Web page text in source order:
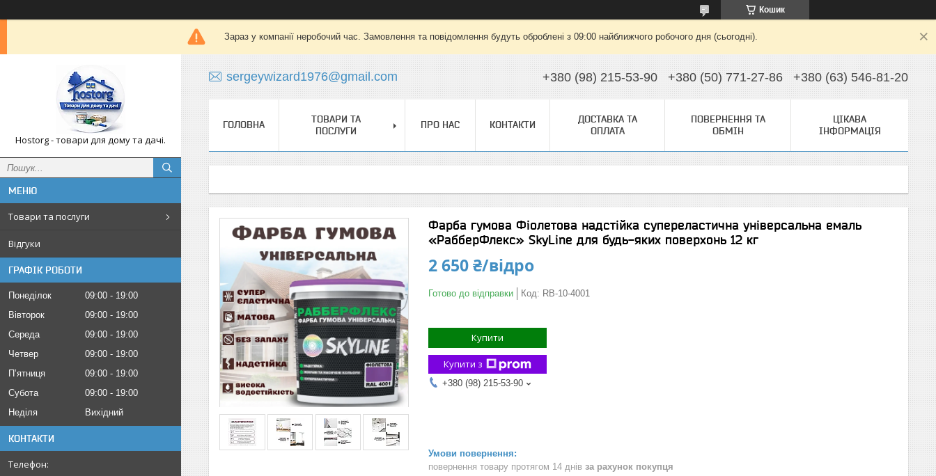
Кошик
Зараз у компанії неробочий час. Замовлення та повідомлення будуть оброблені з 09:00 найближчого робочого дня (сьогодні).
Hostorg - товари для дому та дачі.
Товари та послуги
Відгуки
ГРАФІК РОБОТИ
Понеділок 09:00
19:00
Вівторок
09:00
19:00
Середа
09:00
19:00
Четвер
09:00
19:00
Пʼятниця
09:00
19:00
Субота
09:00
19:00
Неділя
Вихідний
КОНТАКТИ
sergeywizard1976@gmail.com +380 (98) 215-53-90 +380 (50) 771-27-86 +380 (63) 546-81-20
ГОЛОВНА
ТОВАРИ ТА
ПОСЛУГИ
ПРО НАС КОНТАКТИ
ДОСТАВКА ТА
ОПЛАТА
ПОВЕРНЕННЯ ТА
ОБМІН
ЦІКАВА
ІНФОРМАЦІЯ
Фарба гумова Фіолетова надстійка супереластична універсальна емаль
«РабберФлекс» SkyLine для будь-яких поверхонь 12 кг
2 650 ₴/відро
Готово до відправки Код: RB-10-4001
Купити
Купити з
+380 (98) 215-53-90
повернення товару протягом 14 днів за рахунок покупця